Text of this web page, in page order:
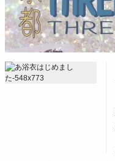
2018/6/1(FRI)~8/19（SUN)